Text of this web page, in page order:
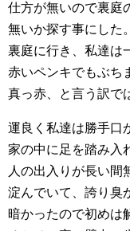
仕方が無いので裏庭
無いか探す事にした。
裏庭に行き、私達は
赤いペンキでもぶち
真っ赤、と言う訳で
運良く私達は勝手口
家の中に足を踏み入
人の出入りが長い間
淀んでいて、誇り臭
暗かったので初めは